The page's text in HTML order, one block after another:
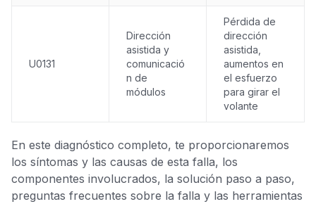
U0131
Dirección
asistida y
comunicació
n de
módulos
Pérdida de
dirección
asistida,
aumentos en
el esfuerzo
para girar el
volante
En este diagnóstico completo, te proporcionaremos
los síntomas y las causas de esta falla, los
componentes involucrados, la solución paso a paso,
preguntas frecuentes sobre la falla y las herramientas